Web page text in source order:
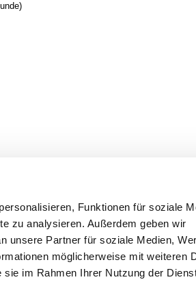
Funktionen für soziale
zu analysieren. Außerdem geben wir
unsere Partner für soziale Medien,
möglicherweise mit weiteren
im Rahmen Ihrer Nutzung der
Rathaus
Stadtleben